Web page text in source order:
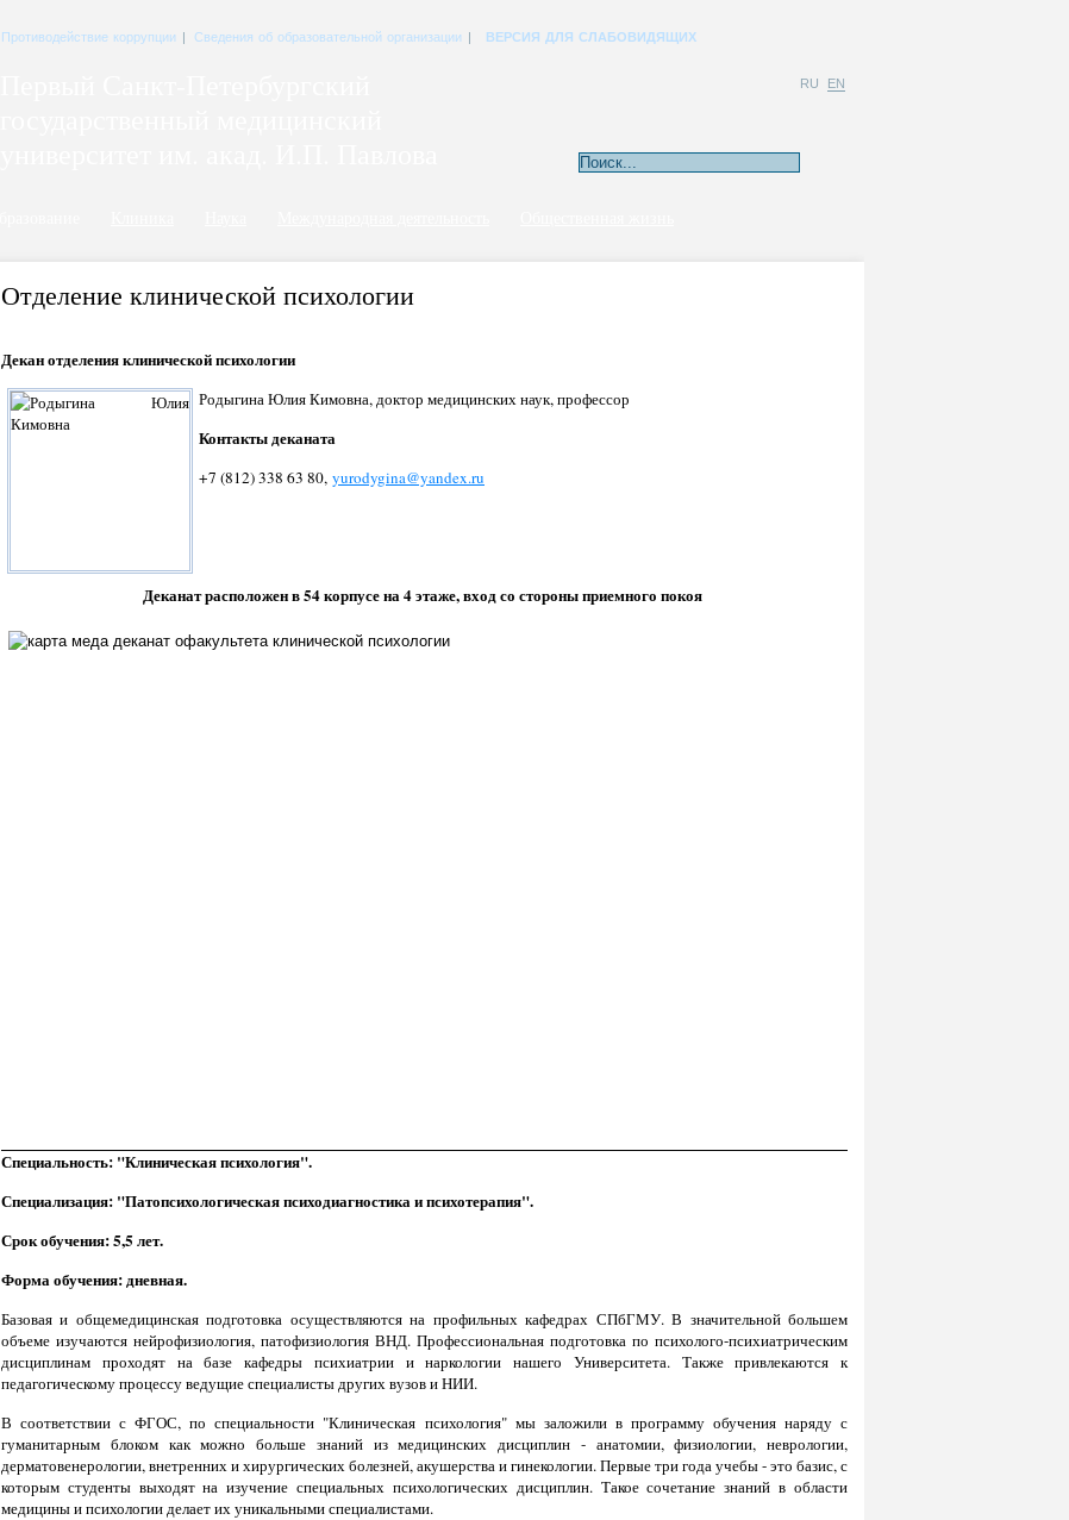
RU EN
Противодействие коррупции | Сведения об образовательной организации | ВЕРСИЯ ДЛЯ СЛАБОВИДЯЩИХ
Отделение клинической психологии
Декан отделения клинической психологии
Родыгина Юлия Кимовна, доктор медицинских наук, профессор
Контакты деканата
+7 (812) 338 63 80, yurodygina@yandex.ru
Деканат расположен в 54 корпусе на 4 этаже, вход со стороны приемного покоя
Специальность: "Клиническая психология".
Специализация: "Патопсихологическая психодиагностика и психотерапия".
Срок обучения: 5,5 лет.
Форма обучения: дневная.
Базовая и общемедицинская подготовка осуществляются на профильных кафедрах СПбГМУ. В значительной большем
объеме изучаются нейрофизиология, патофизиология ВНД. Профессиональная подготовка по психолого-психиатрическим
дисциплинам проходят на базе кафедры психиатрии и наркологии нашего Университета. Также привлекаются к
педагогическому процессу ведущие специалисты других вузов и НИИ.
В соответствии с ФГОС, по специальности "Клиническая психология" мы заложили в программу обучения наряду с
гуманитарным блоком как можно больше знаний из медицинских дисциплин - анатомии, физиологии, неврологии,
дерматовенерологии, внетренних и хирургических болезней, акушерства и гинекологии. Первые три года учебы - это базис, с
которым студенты выходят на изучение специальных психологических дисциплин. Такое сочетание знаний в области
медицины и психологии делает их уникальными специалистами.